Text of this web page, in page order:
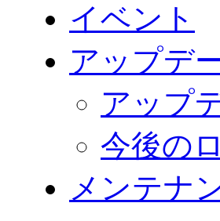
イベント
アップデ
アップ
今後の
メンテナ